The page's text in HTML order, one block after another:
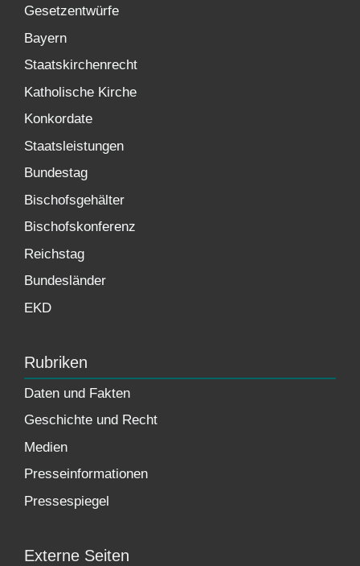
Gesetzentwürfe
Bayern
Staatskirchenrecht
Katholische Kirche
Konkordate
Staatsleistungen
Bundestag
Bischofsgehälter
Bischofskonferenz
Reichstag
Bundesländer
EKD
Rubriken
Daten und Fakten
Geschichte und Recht
Medien
Presseinformationen
Pressespiegel
Externe Seiten